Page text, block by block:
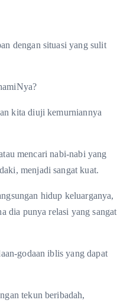
dengan situasi yang sulit
kita diuji kemurniannya
mencari nabi-nabi yang
menjadi sangat kuat.
hidup keluarganya,
dia punya relasi yang sangat
godaan iblis yang dapat
tekun beribadah,